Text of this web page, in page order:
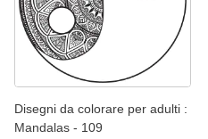
Disegni da colorare per adulti :
Mandalas - 109